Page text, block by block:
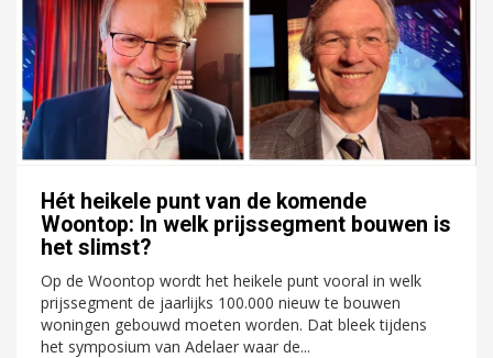
Hét heikele punt van de komende
Woontop: In welk prijssegment bouwen is
het slimst?
Op de Woontop wordt het heikele punt vooral in welk
prijssegment de jaarlijks 100.000 nieuw te bouwen
woningen gebouwd moeten worden. Dat bleek tijdens
het symposium van Adelaer waar de...